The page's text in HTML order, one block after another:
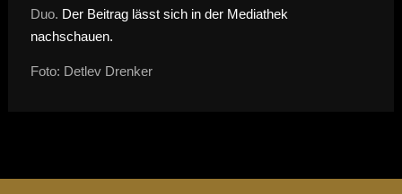
Duo. Der Beitrag lässt sich in der Mediathek
nachschauen.
Foto: Detlev Drenker